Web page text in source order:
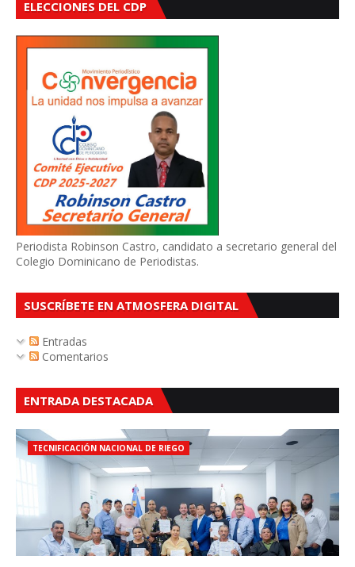
ELECCIONES DEL CDP
Periodista Robinson Castro, candidato a secretario general del
Colegio Dominicano de Periodistas.
SUSCRÍBETE EN ATMOSFERA DIGITAL
Entradas
Comentarios
ENTRADA DESTACADA
TECNIFICACIÓN NACIONAL DE RIEGO